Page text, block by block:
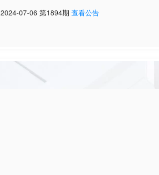
2024-07-06 第1894期 查看公告